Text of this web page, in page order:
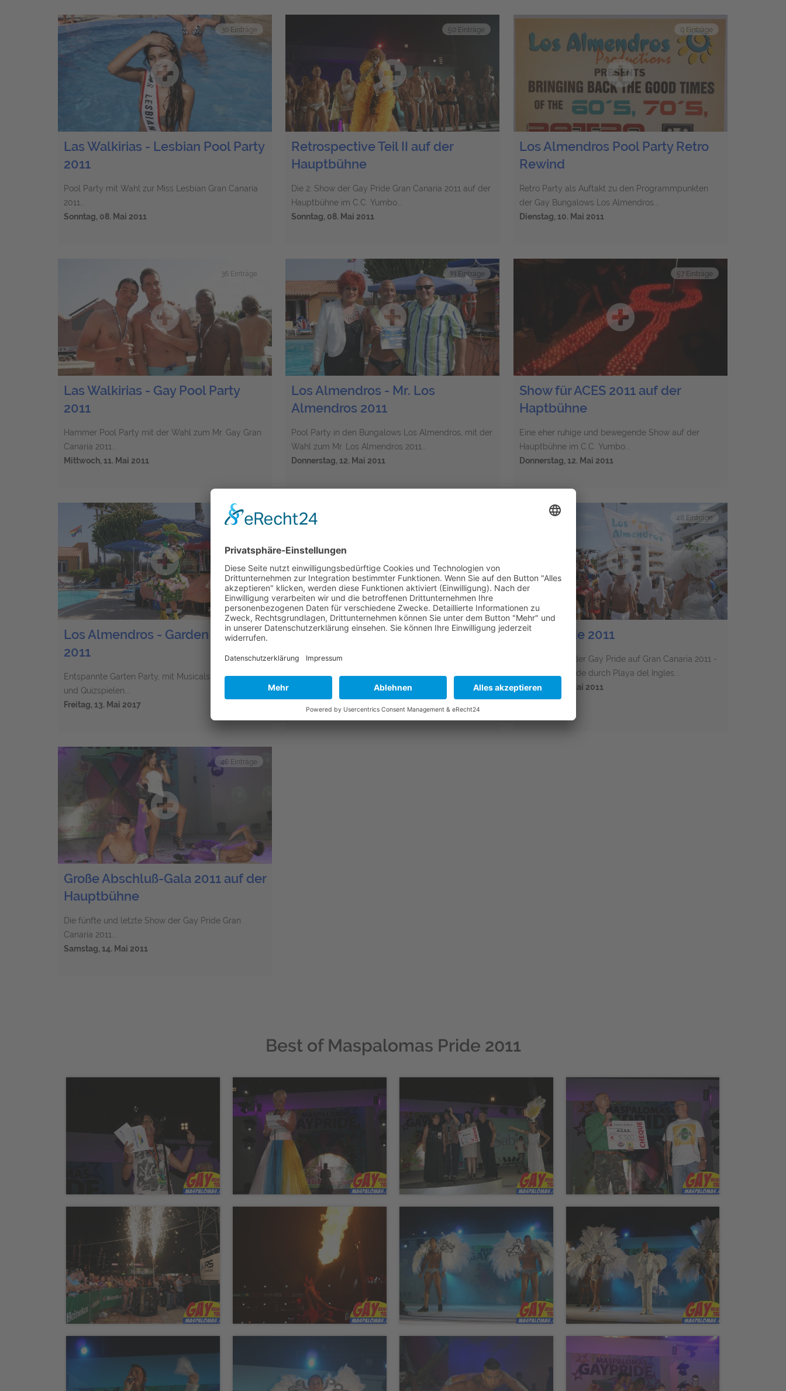
30 Einträge
Las Walkirias - Lesbian Pool Party
2011
Pool Party mit Wahl zur Miss Lesbian Gran Canaria
2011...
Sonntag, 08. Mai 2011
50 Einträge
Retrospective Teil II auf der
Hauptbühne
Die 2. Show der Gay Pride Gran Canaria 2011 auf der
Hauptbühne im C.C. Yumbo...
Sonntag, 08. Mai 2011
0 Einträge
Los Almendros Pool Party Retro
Rewind
Retro Party als Auftakt zu den Programmpunkten
der Gay Bungalows Los Almendros...
Dienstag, 10. Mai 2011
36 Einträge
Las Walkirias - Gay Pool Party
2011
Hammer Pool Party mit der Wahl zum Mr. Gay Gran
Canaria 2011...
Mittwoch, 11. Mai 2011
33 Einträge
Los Almendros - Mr. Los
Almendros 2011
Pool Party in den Bungalows Los Almendros, mit der
Wahl zum Mr. Los Almendros 2011...
Donnerstag, 12. Mai 2011
57 Einträge
Show für ACES 2011 auf der
Haptbühne
Eine eher ruhige und bewegende Show auf der
Hauptbühne im C.C. Yumbo...
Donnerstag, 12. Mai 2011
16 Einträge
Los Almendros - Garden Party
2011
Entspannte Garten Party, mit Musicals, Verlosung
und Quizspielen...
Freitag, 13. Mai 2017
Drag Queen Gala 20113 auf der
Hauptbühne
Die vierte Show der Gay Pride Gran Canaria 2011...
48 Einträge
Die Parade 2011
Das Highlight der Gay Pride auf Gran Canaria 2011 -
Die große Parade durch Playa del Ingles...
Samstag, 14. Mai 2011
46 Einträge
Große Abschluß-Gala 2011 auf der
Hauptbühne
Die fünfte und letzte Show der Gay Pride Gran
Canaria 2011...
Samstag, 14. Mai 2011
Best of Maspalomas Pride 2011